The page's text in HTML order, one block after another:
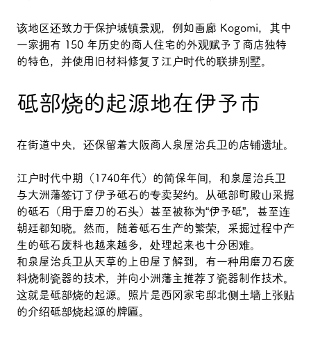
该地区还致力于保护城镇景观，例如画廊 Kogomi，其中
一家拥有 150 年历史的商人住宅的外观赋予了商店独特
的特色，并使用旧材料修复了江户时代的联排别墅。
砥部烧的起源地在伊予市
在街道中央，还保留着大阪商人泉屋治兵卫的店铺遗址。
江户时代中期（1740年代）的简保年间，和泉屋治兵卫
与大洲藩签订了伊予砥石的专卖契约。从砥部町殿山采掘
的砥石（用于磨刀的石头）甚至被称为“伊予砥”，甚至连
朝廷都知晓。然而，随着砥石生产的繁荣，采掘过程中产
生的砥石废料也越来越多，处理起来也十分困难。
和泉屋治兵卫从天草的上田屋了解到，有一种用磨刀石废
料烧制瓷器的技术，并向小洲藩主推荐了瓷器制作技术。
这就是砥部烧的起源。照片是西冈家宅邸北侧土墙上张贴
的介绍砥部烧起源的牌匾。